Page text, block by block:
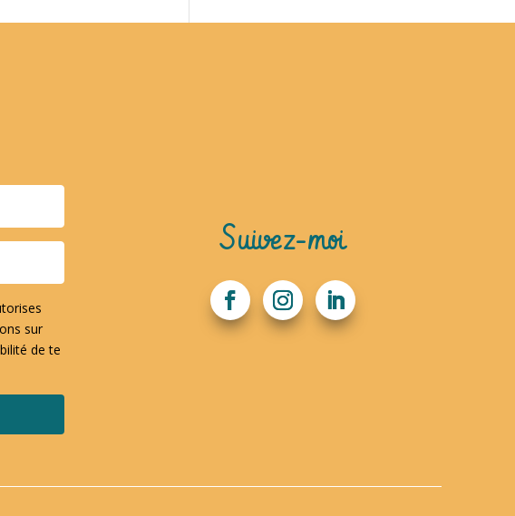
sur
de te
Suivez-moi